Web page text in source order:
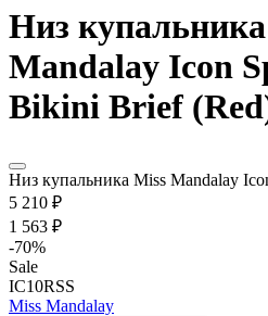
Низ
Mandalay Icon
Bikini Brief
Низ купальника Miss Mandalay
5 210 ₽
1 563 ₽
-70%
Sale
IC10RSS
Miss Mandalay